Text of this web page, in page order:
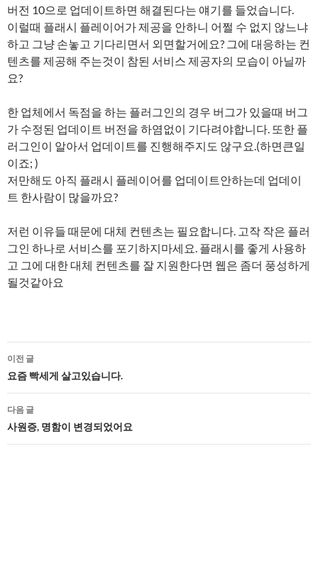
버전 10으로 업데이트하면 해결된다는 얘기를 들었습니다.
이럴때 플래시 플레이어가 제공을 안하니 어쩔 수 없지 않느냐
하고 그냥 손놓고 기다리면서 외면할거에요? 그에 대응하는 컨
텐츠를 제공해 주는것이 참된 서비스 제공자의 모습이 아닐까
요?
한 업체에서 독점을 하는 플러그인의 경우 버그가 있을때 버그
가 수정된 업데이트 버전을 하염없이 기다려야합니다. 또한 플
러그인이 알아서 업데이트를 진행해주지도 않구요.(하면큰일
이죠; )
저만해도 아직 플래시 플레이어를 업데이트안하는데 업데이
트 한사람이 많을까요?
저런 이유들 때문에 대체 컨텐츠는 필요합니다. 고작 작은 플러
그인 하나로 서비스를 포기하지마세요. 플래시를 좋게 사용하
고 그에 대한 대체 컨텐츠를 잘 지원한다면 웹은 좀더 풍성하게
될것같아요
글
네
비
게
이
이전 글
요즘 빡세게 살고있습니다.
다음 글
사원증, 명함이 변경되었어요